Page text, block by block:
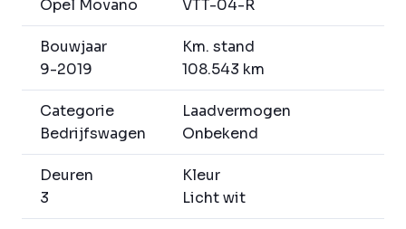
Opel Movano VTT-04-R
Bouwjaar
9-2019
Km. stand
108.543 km
Categorie
Bedrijfswagen
Laadvermogen
Onbekend
Deuren
3
Kleur
Licht wit